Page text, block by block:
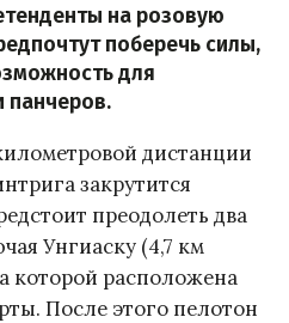
на розовую
поберечь силы,
для
панчеров.
дистанции
закрутится
преодолеть два
Унгиаску (4,7 км
которой расположена
После этого пелотон